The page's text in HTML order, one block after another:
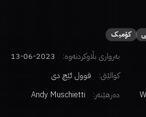
کۆمیک
بەرواری بڵاوکردنەوە:
2023-06-13
کوالێتی:
فوول ئێچ دی
دەرهێنەر:
Andy Muschietti